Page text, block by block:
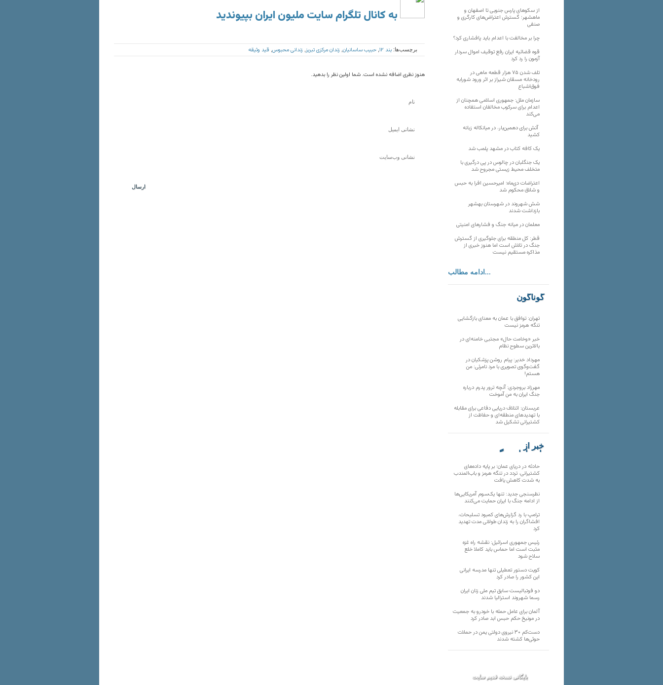
به کانال تلگرام سایت ملیون ایران بپیوندید
برچسب‌ها: بند ۱۲ حبیب ساسانیان زندان مرکزی تبریز زندانی محبوس قید وثیقه
هنوز نظری اضافه نشده است. شما اولین نظر را بدهید.
از سکوهای پارس جنوبی تا اصفهان و
ماهشهر؛ گسترش اعتراض‌های کارگری و
صنفی
چرا بر مخالفت با اعدام باید پافشاری کرد؟
قوه قضائیه ایران رفع توقیف اموال سردار
آزمون را رد کرد
تلف شدن ۷۵ هزار قطعه ماهی در
رودخانه مسقان شیراز بر اثر ورود شورابه
فوق‌اشباع
سازمان ملل: جمهوری اسلامی همچنان از
اعدام برای سرکوب مخالفان استفاده
می‌کند
آتش برای دهمین‌بار، در میانکاله زبانه
کشید
یک کافه کتاب در مشهد پلمب شد
یک جنگلبان در چالوس در پی درگیری با
متخلف محیط زیستی مجروح شد
اعتراضات دی‌ماه؛ امیرحسین افرا به حبس
و شلاق محکوم شد
شش شهروند در شهرستان بهشهر
بازداشت شدند
معلمان در میانه جنگ و فشارهای امنیتی
قطر: کل منطقه برای جلوگیری از گسترش
جنگ در تلاش است اما هنوز خبری از
مذاکره مستقیم نیست
ادامه مطالب...
گوناگون
تهران: توافق با عمان به معنای بازگشایی
تنگه هرمز نیست
خبر «وخامت حال» مجتبی خامنه‌ای در
بالاترین سطوح نظام
مهرداد خدیر: پیام روشن پزشکیان در
گفت‌و‌گوی تصویری با مرد نامرئی: من
هستم!
مهرزاد بروجردی: آنچه ترور پدرم درباره
جنگ ایران به من آموخت
عربستان: ائتلاف دریایی دفاعی برای مقابله
با تهدیدهای منطقه‌ای و حفاظت از
کشتیرانی تشکیل شد
خبر از
تارنماهای دیگر
حادثه در دریای عمان؛ بر پایه داده‌های
کشتیرانی، تردد در تنگه هرمز و باب‌المندب
به شدت کاهش یافت
نظرسنجی جدید: تنها یک‌سوم آمریکایی‌ها
از ادامه جنگ با ایران حمایت می‌کنند
ترامپ با رد گزارش‌های کمبود تسلیحات،
افشاگران را به زندان طولانی مدت تهدید
کرد
رئیس‌ جمهوری اسرائیل: نقشه راه غزه
مثبت است اما حماس باید کاملا خلع
سلاح شود
کویت دستور تعطیلی تنها مدرسه ایرانی
این کشور را صادر کرد
دو فوتبالیست سابق تیم ملی زنان ایران
رسما شهروند استرالیا شدند
آلمان برای عامل حمله با خودرو به جمعیت
در مونیخ حکم حبس ابد صادر کرد
دست‌کم ۳۰ نیروی دولتی یمن در حملات
حوثی‌ها کشته شدند
بایگانی نسخه قدیم سایت